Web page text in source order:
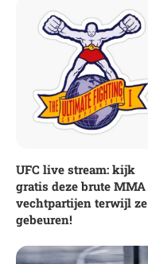
UFC live stream: kijk
gratis deze brute MMA
vechtpartijen terwijl ze
gebeuren!